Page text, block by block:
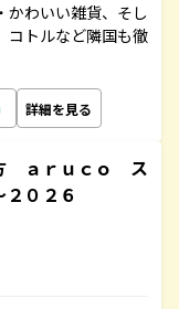
かわいい雑貨、そし
コトルなど隣国も徹
詳細を見る
ａｒｕｃｏ ス
０２６